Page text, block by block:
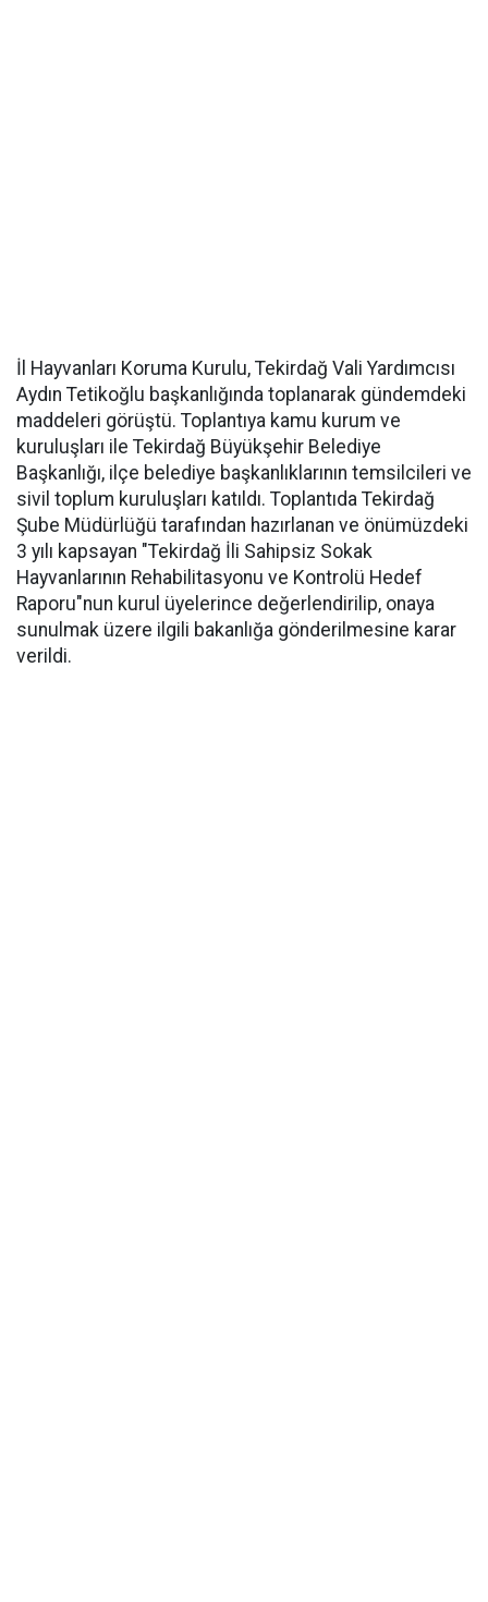
İl Hayvanları Koruma Kurulu, Tekirdağ Vali Yardımcısı
Aydın Tetikoğlu başkanlığında toplanarak gündemdeki
maddeleri görüştü. Toplantıya kamu kurum ve
kuruluşları ile Tekirdağ Büyükşehir Belediye
Başkanlığı, ilçe belediye başkanlıklarının temsilcileri ve
sivil toplum kuruluşları katıldı. Toplantıda Tekirdağ
Şube Müdürlüğü tarafından hazırlanan ve önümüzdeki
3 yılı kapsayan "Tekirdağ İli Sahipsiz Sokak
Hayvanlarının Rehabilitasyonu ve Kontrolü Hedef
Raporu"nun kurul üyelerince değerlendirilip, onaya
sunulmak üzere ilgili bakanlığa gönderilmesine karar
verildi.